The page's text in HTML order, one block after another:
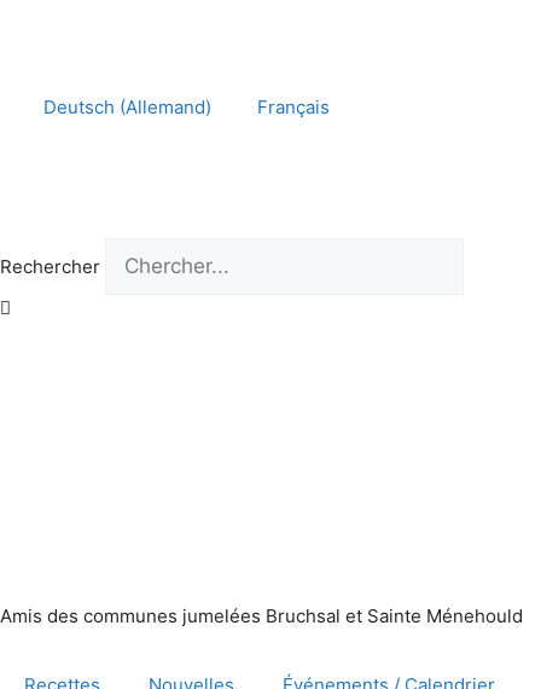
Deutsch (Allemand) Français
Rechercher
Amis des communes jumelées Bruchsal et Sainte Ménehould
Recettes Nouvelles Événements / Calendrier